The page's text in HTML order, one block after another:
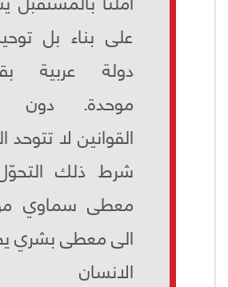
على بناء بل
دولة عربية
موحدة. دون
القوانين لا تتوحد
شرط ذلك
معطى سماوي
الى معطى بشري
الانسان